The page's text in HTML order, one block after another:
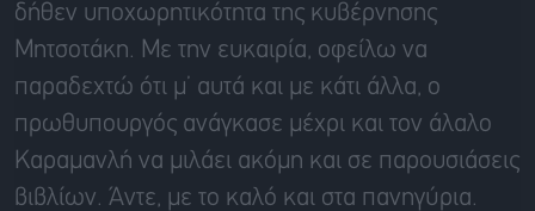
δήθεν υποχωρητικότητα της κυβέρνησης
Μητσοτάκη. Με την ευκαιρία, οφείλω να
παραδεχτώ ότι μ’ αυτά και με κάτι άλλα, ο
πρωθυπουργός ανάγκασε μέχρι και τον άλαλο
Καραμανλή να μιλάει ακόμη και σε παρουσιάσεις
βιβλίων. Άντε, με το καλό και στα πανηγύρια.